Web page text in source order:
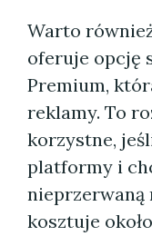
Warto
oferuje opcję
Premium,
reklamy. To
korzystne,
platformy i
nieprzerwaną
kosztuje